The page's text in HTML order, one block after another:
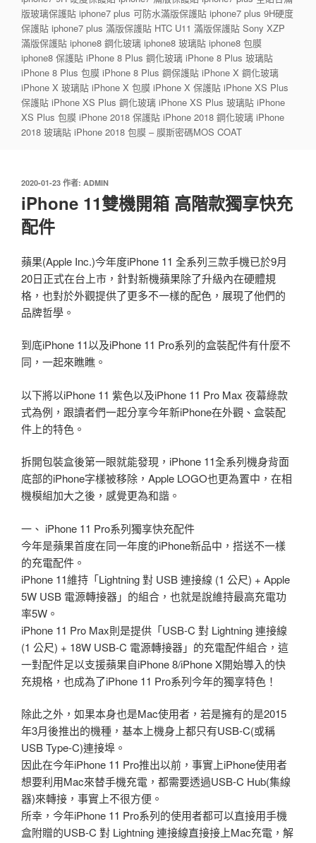
版玻璃保護貼 iphone7 plus 可防水滿版保護貼 iphone7 plus 9H硬度
保護貼 iphone7 plus 滿版保護貼 HTC U11 滿版保護貼 Sony XZP
滿版保護貼 iphone8 鋼化玻璃 iphone8 玻璃貼 iphone8 包膜
iphone8 保護貼 iPhone 8 Plus 鋼化玻璃 iPhone 8 Plus 玻璃貼
iPhone 8 Plus 包膜 iPhone 8 Plus 鋼保護貼 iPhone X 鋼化玻璃
iPhone X 玻璃貼 iPhone X 包膜 iPhone X 保護貼 iPhone XS Plus
保護貼 iPhone XS Plus 鋼化玻璃 iPhone XS Plus 玻璃貼 iPhone
XS Plus 包膜 iPhone 2018 保護貼 iPhone 2018 鋼化玻璃 iPhone
2018 玻璃貼 iPhone 2018 包膜 – 膜斯密碼MOS COAT
發
2020-01-23 作者: ADMIN
iPhone 11雙機開箱 高階款獨享快充
配件
蘋果(Apple Inc.)今年度iPhone 11 全系列三款手機已於9月
20日正式在台上市，針對新機蘋果除了升級內在硬體規
格，也對於外觀提供了更多不一樣的配色，展現了他們的
品牌哲學。
到底iPhone 11以及iPhone 11 Pro系列的盒裝配件有什麼不
同，一起來瞧瞧。
以下將以iPhone 11 紫色以及iPhone 11 Pro Max 夜幕綠款
式為例，跟讀者們一起分享今年新iPhone在外觀、盒裝配
件上的特色。
拆開包裝盒後第一眼就能發現，iPhone 11全系列機身背面
底部的iPhone字樣被移除，Apple LOGO也更為置中，在相
機模組加大之後，感覺更為和諧。
一、 iPhone 11 Pro系列獨享快充配件
今年是蘋果首度在同一年度的iPhone新品中，搭送不一樣
的充電配件。
iPhone 11維持「Lightning 對 USB 連接線 (1 公尺) + Apple
5W USB 電源轉接器」的組合，也就是說維持最高充電功
率5W。
iPhone 11 Pro Max則是提供「USB-C 對 Lightning 連接線
(1 公尺) + 18W USB-C 電源轉接器」的充電配件組合，這
一對配件足以支援蘋果自iPhone 8/iPhone X開始導入的快
充規格，也成為了iPhone 11 Pro系列今年的獨享特色！
除此之外，如果本身也是Mac使用者，若是擁有的是2015
年3月後推出的機種，基本上機身上都只有USB-C(或稱
USB Type-C)連接埠。
因此在今年iPhone 11 Pro推出以前，事實上iPhone使用者
想要利用Mac來替手機充電，都需要透過USB-C Hub(集線
器)來轉接，事實上不很方便。
所幸，今年iPhone 11 Pro系列的使用者都可以直接用手機
盒附贈的USB-C 對 Lightning 連接線直接接上Mac充電，解